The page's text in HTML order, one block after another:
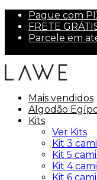
Pague com
FRETE
Parcele em
Mais vendidos
Algodão
Kits
Ver Kits
Kit 3
Kit 5
Kit 4
Kit 6